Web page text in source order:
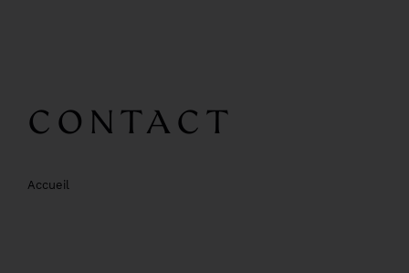
CONTACT
Accueil